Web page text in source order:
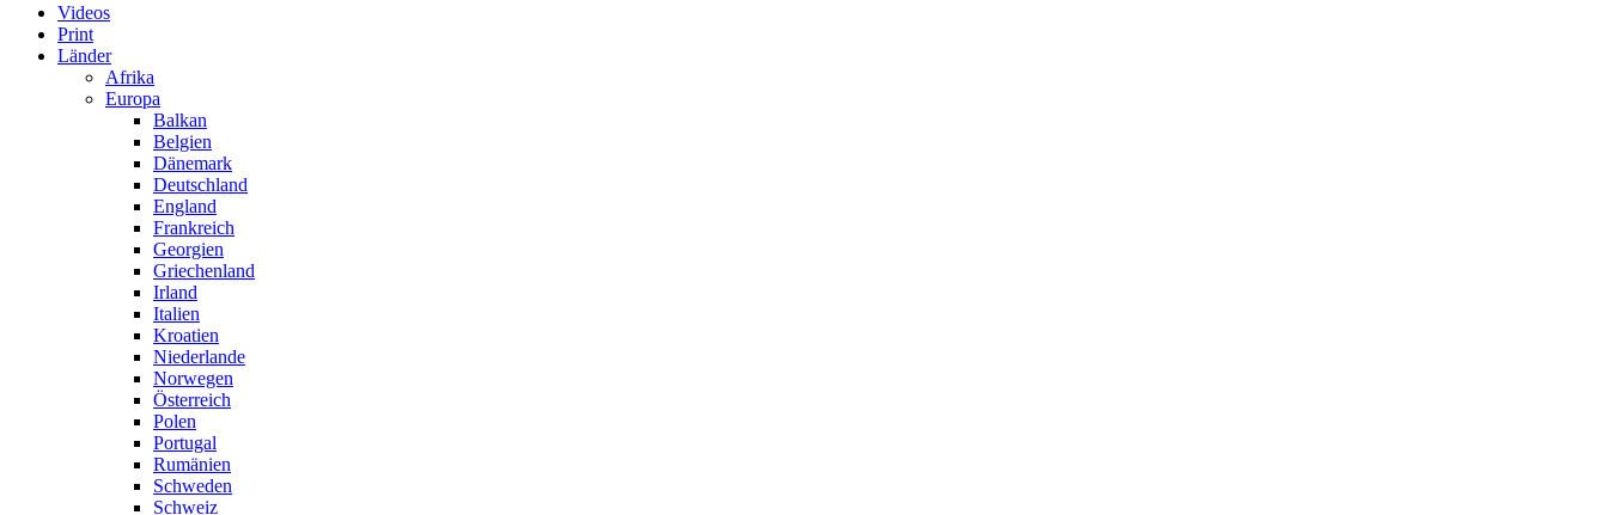
Videos
Print
Länder
Afrika
Europa
Balkan
Belgien
Dänemark
Deutschland
England
Frankreich
Georgien
Griechenland
Irland
Italien
Kroatien
Niederlande
Norwegen
Österreich
Polen
Portugal
Rumänien
Schweden
Schweiz